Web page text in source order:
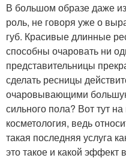
В большом образе даже
роль, не говоря уже о
губ. Красивые длинные
способны очаровать ни
представительницы
сделать ресницы
очаровывающими
сильного пола? Вот тут
косметология, ведь
такая последняя услуга
это такое и какой эффект